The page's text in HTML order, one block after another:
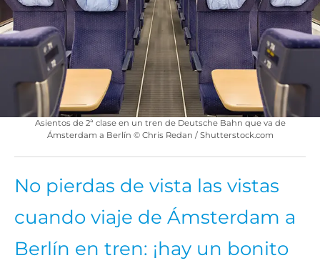
Asientos de 2ª clase en un tren de Deutsche Bahn que va de
Ámsterdam a Berlín © Chris Redan / Shutterstock.com
No pierdas de vista las vistas
cuando viaje de Ámsterdam a
Berlín en tren: ¡hay un bonito